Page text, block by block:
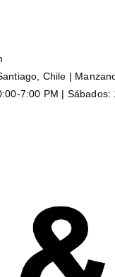
Chile |
7:00 PM | Sábados: